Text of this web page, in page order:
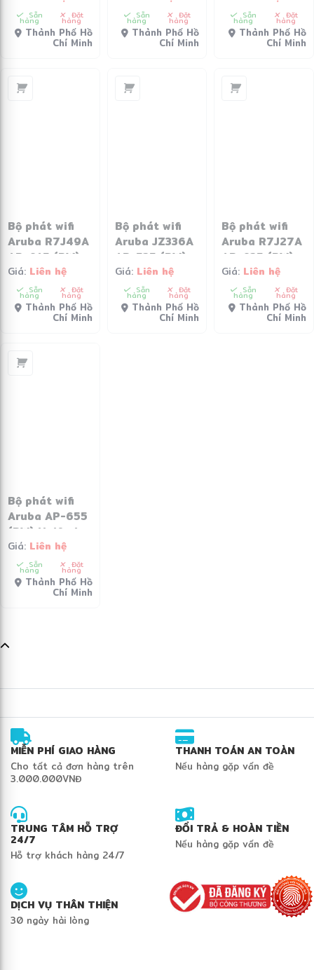
Sẵn
hàng Đặt
hàng
Thành Phố Hồ
Chí Minh
Sẵn
hàng Đặt
hàng
Thành Phố Hồ
Chí Minh
Sẵn
hàng Đặt
hàng
Thành Phố Hồ
Chí Minh
Bộ phát wifi
Aruba R7J49A
AP-615 (RW)
Unified AP
Giá: Liên hệ
Sẵn
hàng Đặt
hàng
Thành Phố Hồ
Chí Minh
Bộ phát wifi
Aruba JZ336A
AP-535 (RW)
Unified AP
Giá: Liên hệ
Sẵn
hàng Đặt
hàng
Thành Phố Hồ
Chí Minh
Bộ phát wifi
Aruba R7J27A
AP-635 (RW)
Unified AP
Giá: Liên hệ
Sẵn
hàng Đặt
hàng
Thành Phố Hồ
Chí Minh
Bộ phát wifi
Aruba AP-655
(RW) Unified
AP (R7J38A)
Giá: Liên hệ
Sẵn
hàng Đặt
hàng
Thành Phố Hồ
Chí Minh
MIỄN PHÍ GIAO HÀNG
Cho tất cả đơn hàng trên
3.000.000VNĐ
THANH TOÁN AN TOÀN
Nếu hàng gặp vấn đề
TRUNG TÂM HỖ TRỢ
24/7
Hỗ trợ khách hàng 24/7
ĐỔI TRẢ & HOÀN TIỀN
Nếu hàng gặp vấn đề
DỊCH VỤ THÂN THIỆN
30 ngày hài lòng